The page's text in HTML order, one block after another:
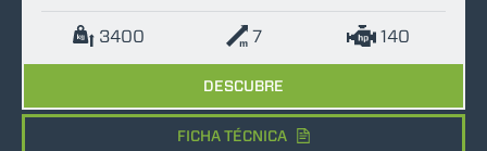
3400 7 140
DESCUBRE
FICHA TÉCNICA